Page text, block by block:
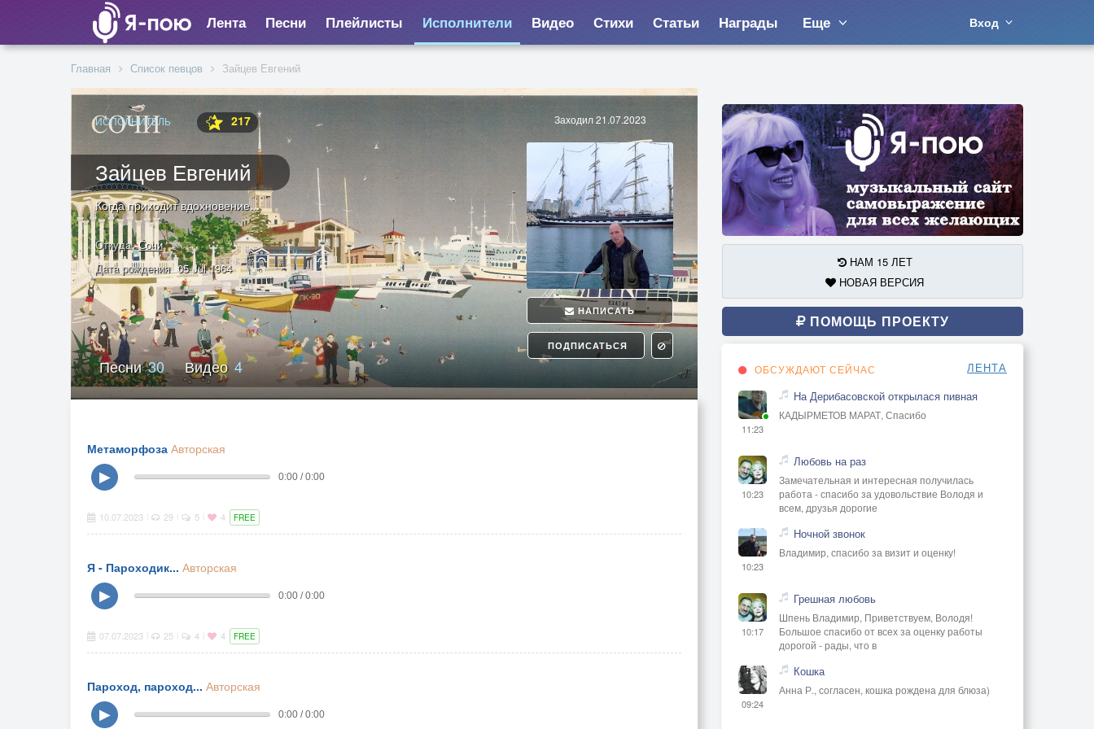
Лента Песни Плейлисты Исполнители Видео Стихи Статьи Награды Еще Вход
Главная Список певцов Зайцев Евгений
ИСПОЛНИТЕЛЬ 217
Зайцев Евгений
Заходил 21.07.2023
НАПИСАТЬ
ПОДПИСАТЬСЯ
Когда приходит вдохновение...
Откуда Сочи
Дата рождения 05 Jul 1964
Песни30 Видео4
Метаморфоза Авторская
▶
0:00 / 0:00
10.07.2023 29 5 4 FREE
Я - Пароходик... Авторская
▶
0:00 / 0:00
07.07.2023 25 4 4 FREE
Пароход, пароход... Авторская
▶
0:00 / 0:00
НАМ 15 ЛЕТ
НОВАЯ ВЕРСИЯ
ПОМОЩЬ ПРОЕКТУ
ОБСУЖДАЮТ СЕЙЧАС ЛЕНТА
11:23
На Дерибасовской открылася пивная
КАДЫРМЕТОВ МАРАТ, Спасибо
10:23
Любовь на раз
Замечательная и интересная получилась
работа - спасибо за удовольствие Володя и
всем, друзья дорогие
10:23
Ночной звонок
Владимир, спасибо за визит и оценку!
10:17
Грешная любовь
Шпень Владимир, Приветствуем, Володя!
Большое спасибо от всех за оценку работы
дорогой - рады, что в
09:24
Кошка
Анна Р., согласен, кошка рождена для блюза)